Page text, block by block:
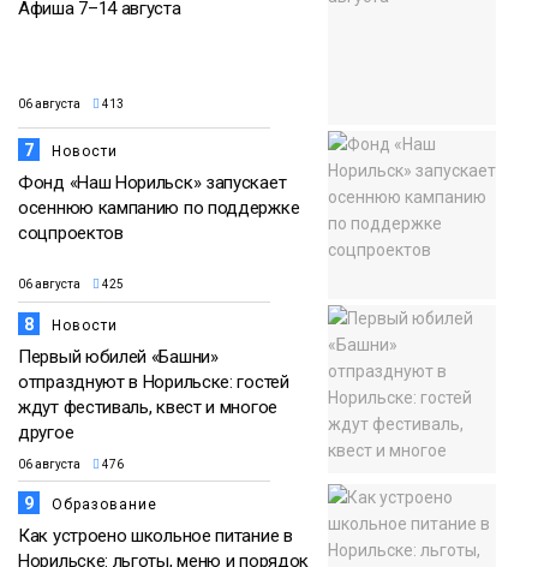
Афиша 7–14 августа
06 августа 413
7 Новости
Фонд «Наш Норильск» запускает
осеннюю кампанию по поддержке
соцпроектов
06 августа 425
8 Новости
Первый юбилей «Башни»
отпразднуют в Норильске: гостей
ждут фестиваль, квест и многое
другое
06 августа 476
9 Образование
Как устроено школьное питание в
Норильске: льготы, меню и порядок